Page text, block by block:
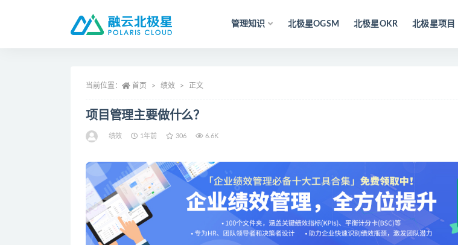
管理知识 北极星OGSM 北极星OKR 北极星项目
当前位置： 首页 绩效 正文
项目管理主要做什么？
绩效 1年前 306 6.6K